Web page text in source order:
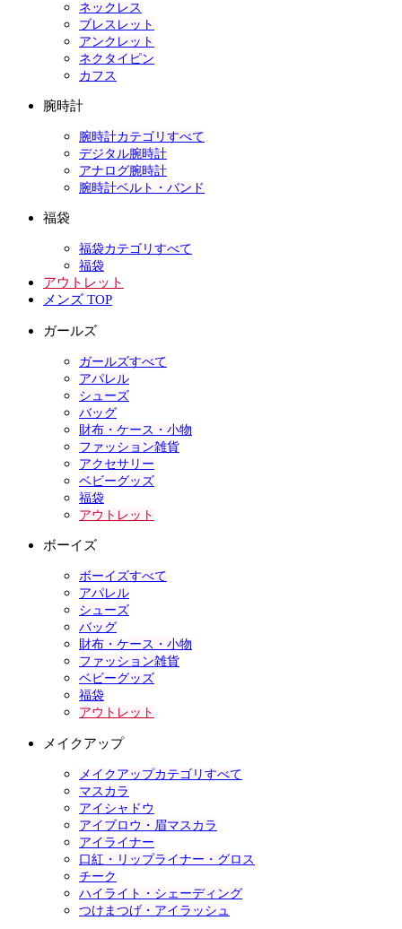
ネックレス
ブレスレット
アンクレット
ネクタイピン
カフス
腕時計
腕時計カテゴリすべて
デジタル腕時計
アナログ腕時計
腕時計ベルト・バンド
福袋
福袋カテゴリすべて
福袋
アウトレット
メンズ TOP
ガールズ
ガールズすべて
アパレル
シューズ
バッグ
財布・ケース・小物
ファッション雑貨
アクセサリー
ベビーグッズ
福袋
アウトレット
ボーイズ
ボーイズすべて
アパレル
シューズ
バッグ
財布・ケース・小物
ファッション雑貨
ベビーグッズ
福袋
アウトレット
メイクアップ
メイクアップカテゴリすべて
マスカラ
アイシャドウ
アイブロウ・眉マスカラ
アイライナー
口紅・リップライナー・グロス
チーク
ハイライト・シェーディング
つけまつげ・アイラッシュ